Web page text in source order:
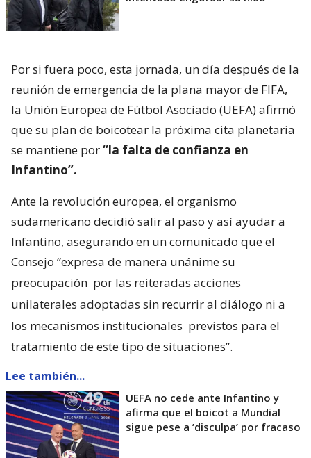
Por si fuera poco, esta jornada, un día después de la
reunión de emergencia de la plana mayor de FIFA,
la Unión Europea de Fútbol Asociado (UEFA) afirmó
que su plan de boicotear la próxima cita planetaria
se mantiene por“la falta de confianza en
Infantino”.
Ante la revolución europea, el organismo
sudamericano decidió salir al paso y así ayudar a
Infantino, asegurando en un comunicado que el
Consejo “expresa de manera unánime su
preocupación por las reiteradas acciones
unilaterales adoptadas sin recurrir al diálogo ni a
los mecanismos institucionales previstos para el
tratamiento de este tipo de situaciones”.
Lee también...
UEFA no cede ante Infantino y
afirma que el boicot a Mundial
sigue pese a ’disculpa’ por fracaso